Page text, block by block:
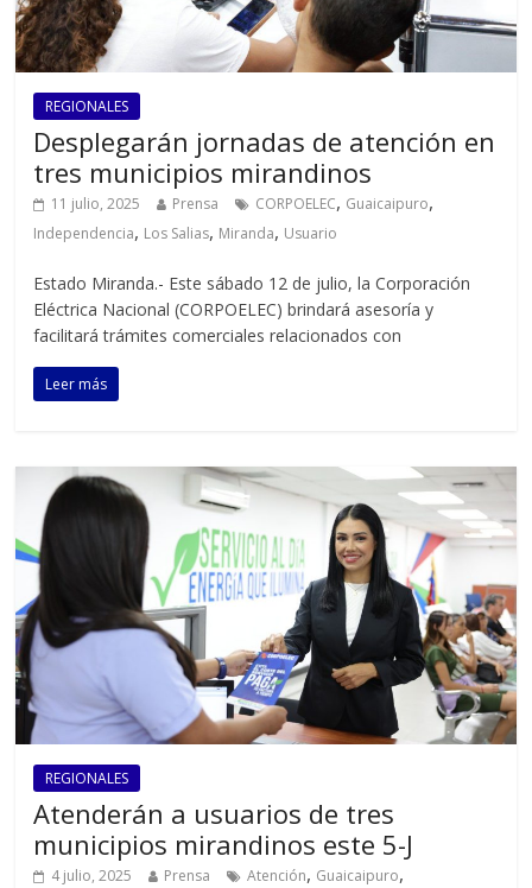
REGIONALES
Desplegarán jornadas de atención en
tres municipios mirandinos
11 julio, 2025 Prensa CORPOELEC, Guaicaipuro,
Independencia, Los Salias, Miranda, Usuario
Estado Miranda.- Este sábado 12 de julio, la Corporación
Eléctrica Nacional (CORPOELEC) brindará asesoría y
facilitará trámites comerciales relacionados con
Leer más
REGIONALES
Atenderán a usuarios de tres
municipios mirandinos este 5-J
4 julio, 2025 Prensa Atención, Guaicaipuro,